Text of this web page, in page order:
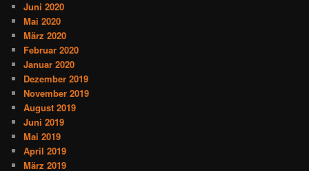
Juni 2020
Mai 2020
März 2020
Februar 2020
Januar 2020
Dezember 2019
November 2019
August 2019
Juni 2019
Mai 2019
April 2019
März 2019